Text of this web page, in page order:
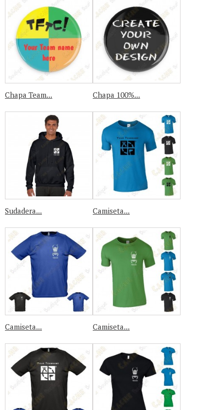
Chapa Team... Chapa 100%...
Sudadera... Camiseta...
Camiseta... Camiseta...